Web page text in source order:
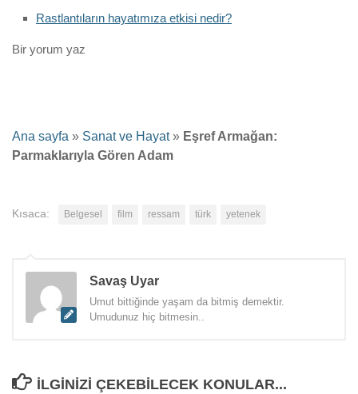
Rastlantıların hayatımıza etkisi nedir?
Bir yorum yaz
Ana sayfa » Sanat ve Hayat» Eşref Armağan:
Parmaklarıyla Gören Adam
Kısaca: Belgesel film ressam türk yetenek
Savaş Uyar
Umut bittiğinde yaşam da bitmiş demektir.
Umudunuz hiç bitmesin..
İLGINIZI ÇEKEBILECEK KONULAR...